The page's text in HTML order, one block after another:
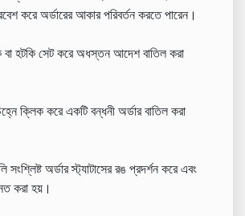
করে অর্ডারের আকার পরিবর্তন করতে পারেন।
বা হটকি সেট করে অধস্তন আদেশ বাতিল করা
ক্লিক করে একটি বন্ধনী অর্ডার বাতিল করা
সংশ্লিষ্ট অর্ডার স্ট্যাটাসের রঙ প্রদর্শন করে এবং
করা হয়।